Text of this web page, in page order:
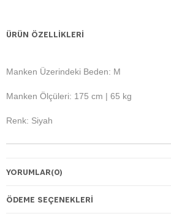
ÜRÜN ÖZELLIKLERI
Manken Üzerindeki Beden: M
Manken Ölçüleri: 175 cm | 65 kg
Renk: Siyah
YORUMLAR(0)
ÖDEME SEÇENEKLERI